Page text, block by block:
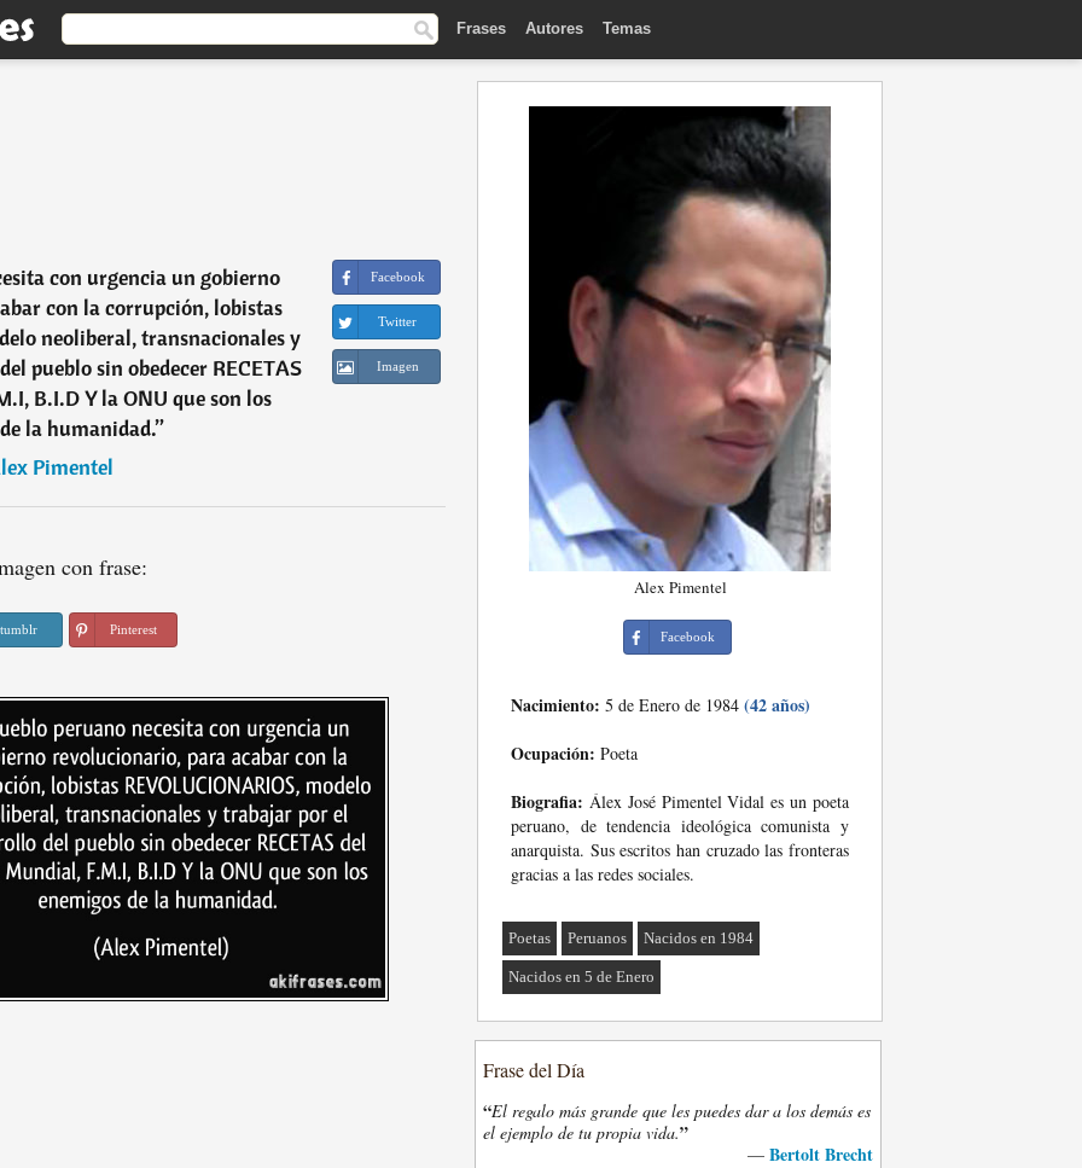
Frases Autores Temas
con urgencia un gobierno
con la corrupción, lobistas
neoliberal, transnacionales y
pueblo sin obedecer RECETAS
B.I.D Y la ONU que son los
la humanidad.”
Pimentel
Facebook
Twitter
Imagen
con frase:
tumblr Pinterest
Alex Pimentel
Facebook
Nacimiento: 5 de Enero de 1984 (42 años)
Ocupación: Poeta
Biografia: Álex José Pimentel Vidal es un poeta
peruano, de tendencia ideológica comunista y
anarquista. Sus escritos han cruzado las fronteras
gracias a las redes sociales.
Poetas Peruanos Nacidos en 1984
Nacidos en 5 de Enero
Frase del Día
“El regalo más grande que les puedes dar a los demás es
el ejemplo de tu propia vida.”
— Bertolt Brecht